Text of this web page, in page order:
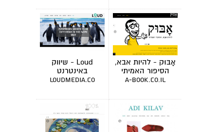
אָבּוּק - להיות אבא,
הסיפור האמיתי
a-book.co.il
Loud - שיווק
באינטרנט
loudmedia.co